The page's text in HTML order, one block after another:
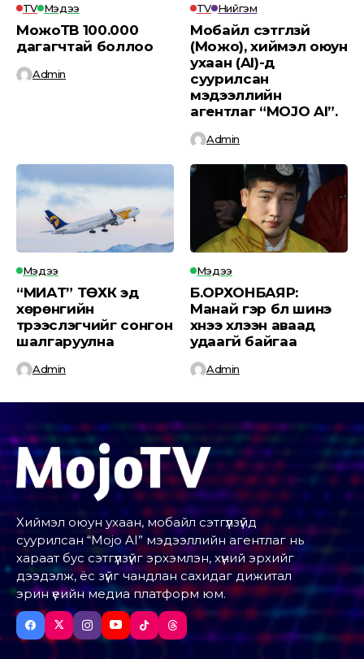
TV Мэдээ
МожоТВ 100.000
дагагчтай боллоо
Admin
TV Нийгэм
Мобайл сэтгүүлзүй
(Можо), хиймэл оюун
ухаан (AI)-д
суурилсан
мэдээллийн
агентлаг “MOJO AI”.
Admin
Мэдээ
“МИАТ” ТӨХК эд
хөрөнгийн
түрээслэгчийг сонгон
шалгаруулна
Admin
Мэдээ
Б.ОРХОНБАЯР:
Манай гэр бүл шинэ
хүнээ хүлээн аваад
удаагүй байгаа
Admin
Хиймэл оюун ухаан, мобайл сэтгүүлзүйд
суурилсан “Mojo AI” мэдээллийн агентлаг нь
хараат бус сэтгүүлзүйг эрхэмлэн, хүний эрхийг
дээдэлж, ёс зүйг чандлан сахидаг дижитал
эрин үеийн медиа платформ юм.